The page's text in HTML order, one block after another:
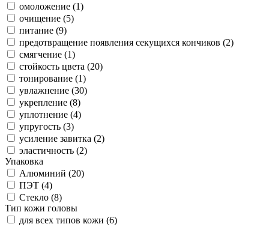
омоложение (1)
очищение (5)
питание (9)
предотвращение появления секущихся кончиков (2)
смягчение (1)
стойкость цвета (20)
тонирование (1)
увлажнение (30)
укрепление (8)
уплотнение (4)
упругость (3)
усиление завитка (2)
эластичность (2)
Упаковка
Алюминий (20)
ПЭТ (4)
Стекло (8)
Тип кожи головы
для всех типов кожи (6)